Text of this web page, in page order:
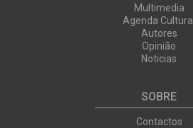
Multimedia
Agenda Cultural
Autores
Opinião
Noticias
SOBRE
Contactos